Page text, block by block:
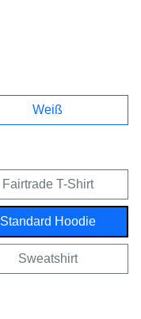
Weiß
Fairtrade T-Shirt
Standard Hoodie
Sweatshirt